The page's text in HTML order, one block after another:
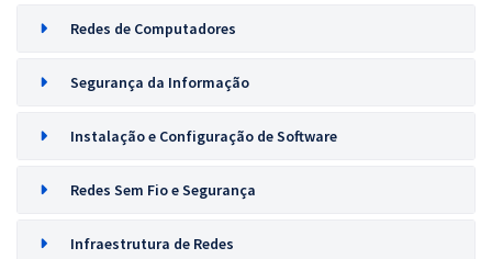
Redes de Computadores
Segurança da Informação
Instalação e Configuração de Software
Redes Sem Fio e Segurança
Infraestrutura de Redes